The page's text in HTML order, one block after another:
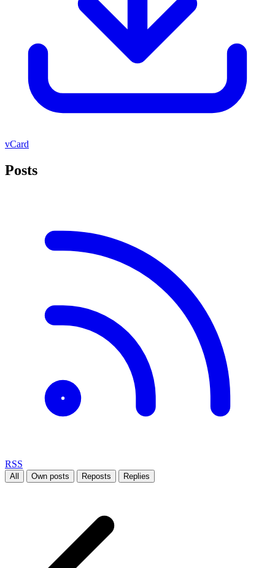
vCard
Posts
RSS
All Own posts Reposts Replies